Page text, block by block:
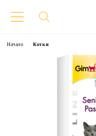
Начало Котки